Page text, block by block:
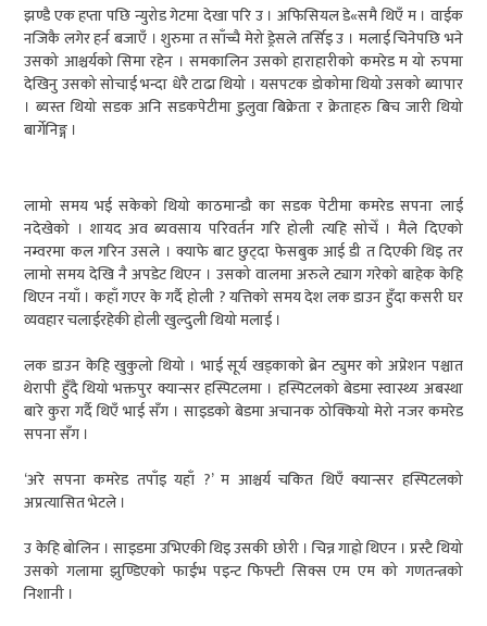
झण्डै एक हप्ता पछि न्युरोड गेटमा देखा परि उ । अफिसियल डे«समै थिएँ म । वाईक
नजिकै लगेर हर्न बजाएँ । शुरुमा त साँच्चै मेरो ड्रेसले तर्सिइ उ । मलाई चिनेपछि भने
उसको आश्चर्यको सिमा रहेन । समकालिन उसको हाराहारीको कमरेड म यो रुपमा
देखिनु उसको सोचाई भन्दा धेरै टाढा थियो । यसपटक डोकोमा थियो उसको ब्यापार
। ब्यस्त थियो सडक अनि सडकपेटीमा डुलुवा बिक्रेता र क्रेताहरु बिच जारी थियो
बार्गेनिङ्ग ।
लामो समय भई सकेको थियो काठमान्डौ का सडक पेटीमा कमरेड सपना लाई
नदेखेको । शायद अव ब्यवसाय परिवर्तन गरि होली त्यहि सोचेँ । मैले दिएको
नम्वरमा कल गरिन उसले । क्याफे बाट छुट्दा फेसबुक आई डी त दिएकी थिइ तर
लामो समय देखि नै अपडेट थिएन । उसको वालमा अरुले ट्याग गरेको बाहेक केहि
थिएन नयाँ । कहाँ गएर के गर्दै होली ? यत्तिको समय देश लक डाउन हुँदा कसरी घर
व्यवहार चलाईरहेकी होली खुल्दुली थियो मलाई ।
लक डाउन केहि खुकुलो थियो । भाई सूर्य खड्काको ब्रेन ट्युमर को अप्रेशन पश्चात
थेरापी हुँदै थियो भक्तपुर क्यान्सर हस्पिटलमा । हस्पिटलको बेडमा स्वास्थ्य अबस्था
बारे कुरा गर्दै थिएँ भाई सँग । साइडको बेडमा अचानक ठोक्कियो मेरो नजर कमरेड
सपना सँग ।
‘अरे सपना कमरेड तपाँइ यहाँ ?’ म आश्चर्य चकित थिएँ क्यान्सर हस्पिटलको
अप्रत्यासित भेटले ।
उ केहि बोलिन । साइडमा उभिएकी थिइ उसकी छोरी । चिन्न गाह्रो थिएन । प्रस्टै थियो
उसको गलामा झुण्डिएको फाईभ पइन्ट फिफ्टी सिक्स एम एम को गणतन्त्रको
निशानी ।